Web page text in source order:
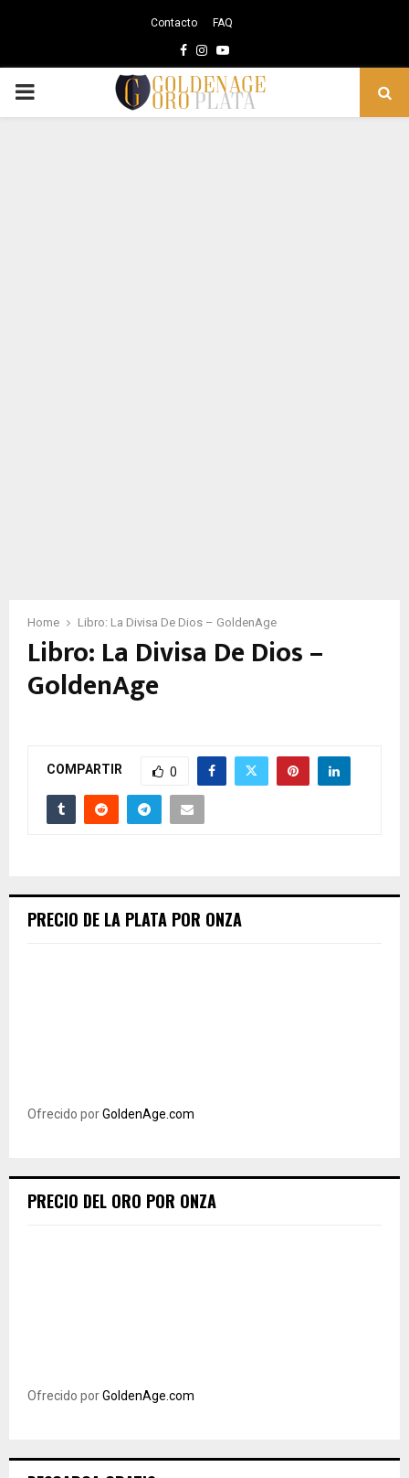
Contacto FAQ
Facebook
Instagram
Youtube
PRIMARY
Home Libro: La Divisa De Dios – GoldenAge
Libro: La Divisa De Dios –
GoldenAge
COMPARTIR 0
PRECIO DE LA PLATA POR ONZA
Ofrecido porGoldenAge.com
PRECIO DEL ORO POR ONZA
Ofrecido porGoldenAge.com